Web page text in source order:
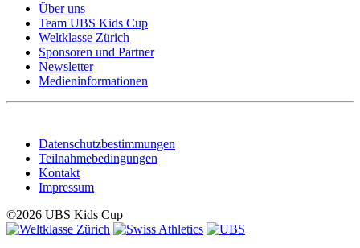
Über uns
Team UBS Kids Cup
Weltklasse Zürich
Sponsoren und Partner
Newsletter
Medieninformationen
Datenschutzbestimmungen
Teilnahmebedingungen
Kontakt
Impressum
©2026 UBS Kids Cup